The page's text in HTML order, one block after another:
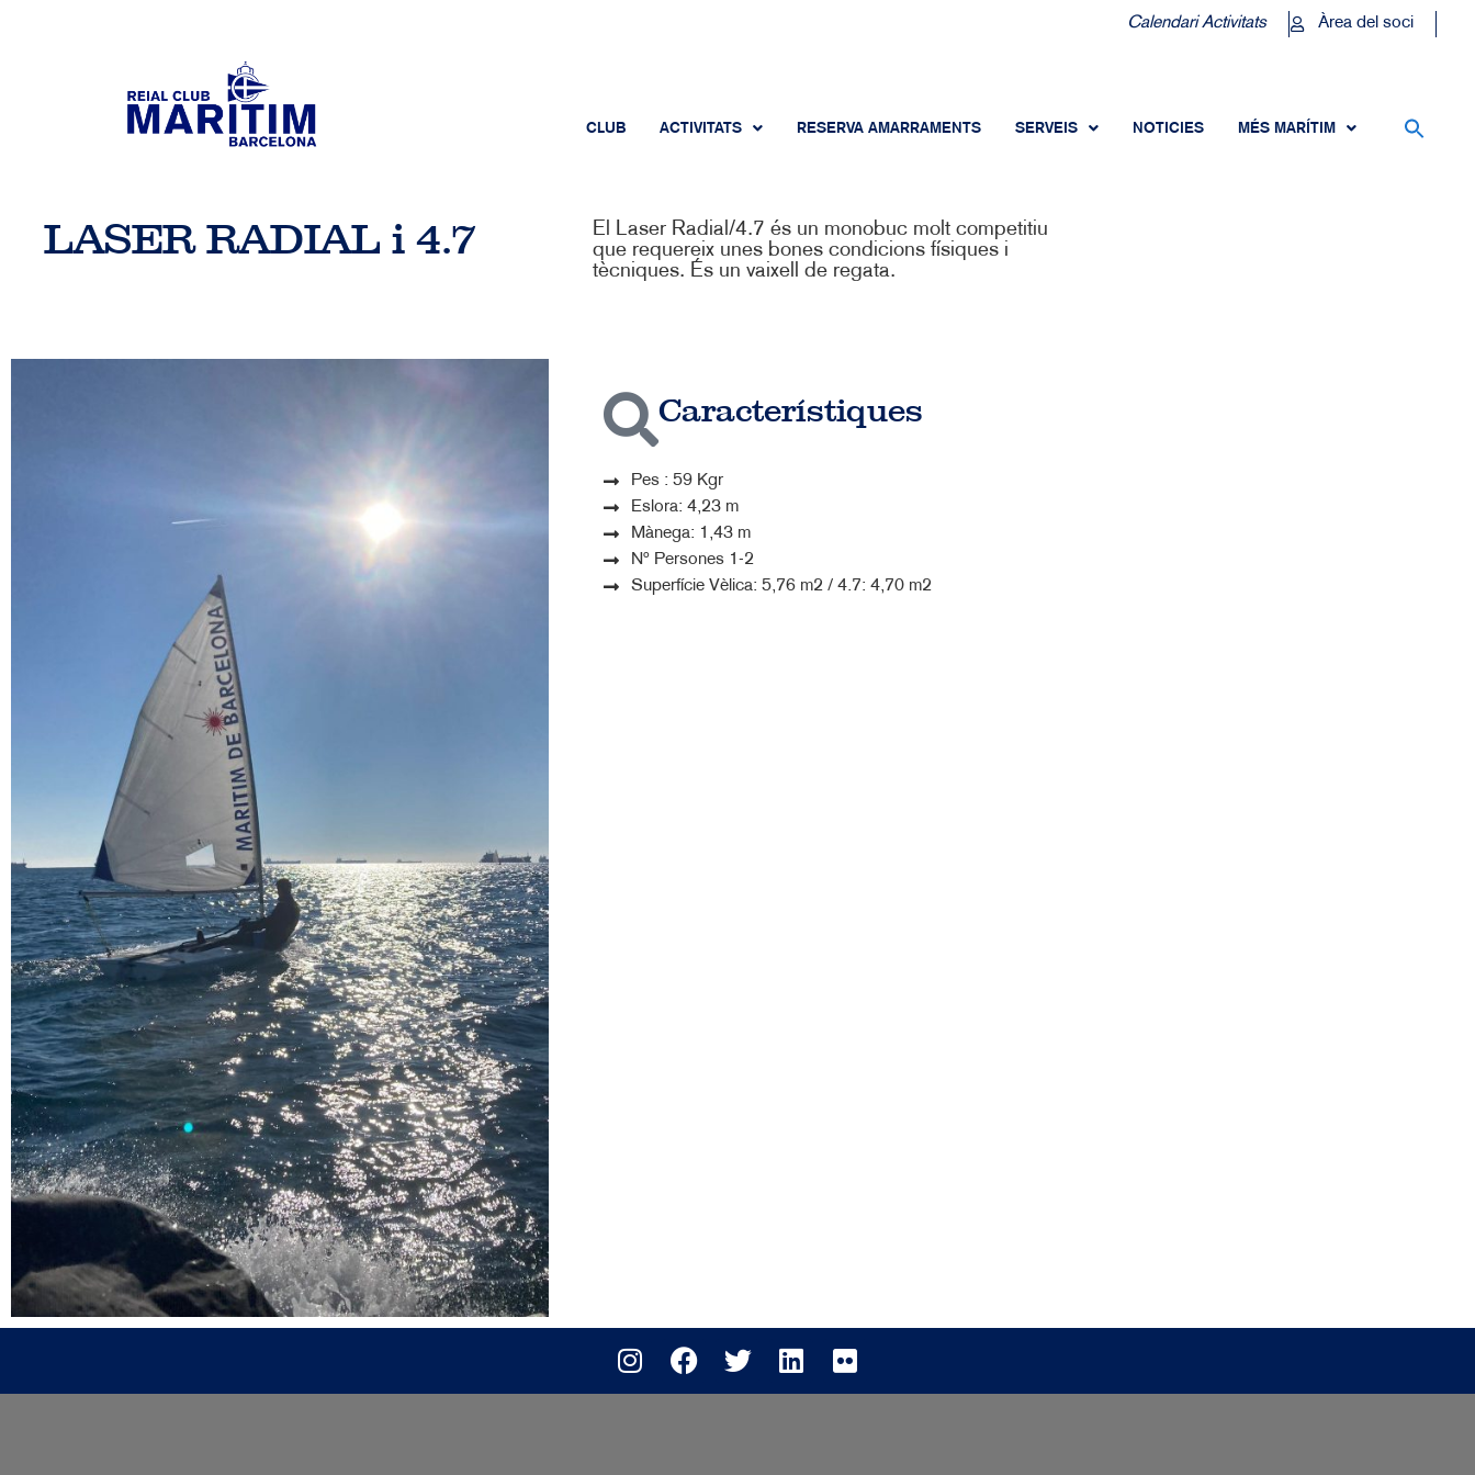
Calendari Activitats Àrea del soci
CLUB ACTIVITATS RESERVA AMARRAMENTS SERVEIS NOTICIES MÉS MARÍTIM
LASER RADIAL i 4.7
El Laser Radial/4.7 és un monobuc molt competitiu
que requereix unes bones condicions físiques i
tècniques. És un vaixell de regata.
Característiques
Pes : 59 Kgr
Eslora: 4,23 m
Mànega: 1,43 m
Nº Persones 1-2
Superfície Vèlica: 5,76 m2 / 4.7: 4,70 m2